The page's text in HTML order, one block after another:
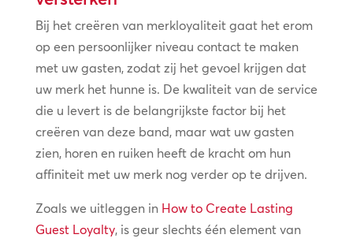
Bij het creëren van merkloyaliteit gaat het erom
op een persoonlijker niveau contact te maken
met uw gasten, zodat zij het gevoel krijgen dat
uw merk het hunne is. De kwaliteit van de service
die u levert is de belangrijkste factor bij het
creëren van deze band, maar wat uw gasten
zien, horen en ruiken heeft de kracht om hun
affiniteit met uw merk nog verder op te drijven.
Zoals we uitleggen in How to Create Lasting
Guest Loyalty, is geur slechts één element van